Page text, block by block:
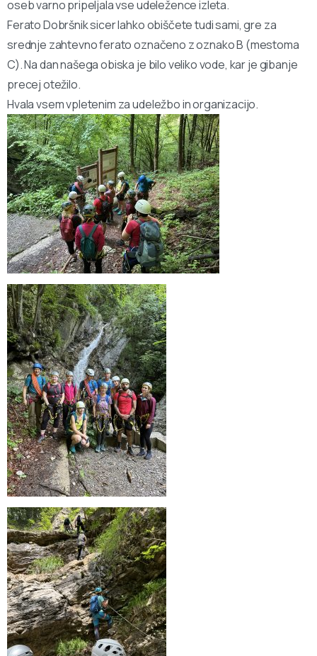
oseb varno pripeljala vse udeležence izleta.
Ferato Dobršnik sicer lahko obiščete tudi sami, gre za
srednje zahtevno ferato označeno z oznako B (mestoma
C). Na dan našega obiska je bilo veliko vode, kar je gibanje
precej otežilo.
Hvala vsem vpletenim za udeležbo in organizacijo.